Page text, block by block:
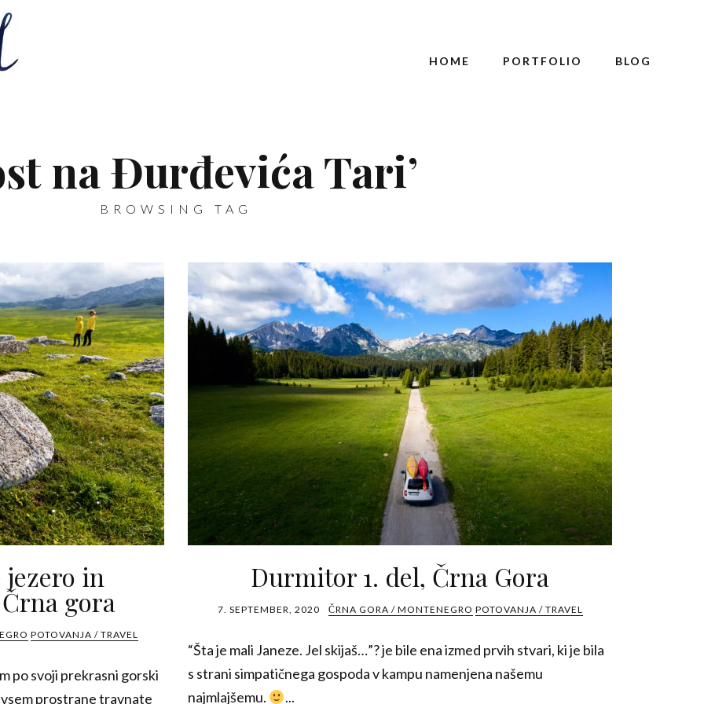
HOME PORTFOLIO BLOG
na Đurđevića Tari’
BROWSING TAG
in
gora
POTOVANJA / TRAVEL
po svoji prekrasni gorski
prostrane travnate
Durmitor 1. del, Črna Gora
7. SEPTEMBER, 2020 ČRNA GORA / MONTENEGRO POTOVANJA / TRAVEL
“Šta je mali Janeze. Jel skijaš…”? je bile ena izmed prvih stvari, ki je bila
s strani simpatičnega gospoda v kampu namenjena našemu
najmlajšemu.
...